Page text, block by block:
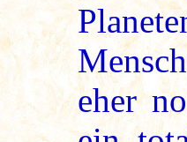
eher